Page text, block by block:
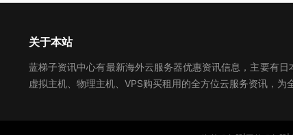
关于本站
蓝梯子资讯中心有最新海外云服务器优惠资讯信息，主要有
虚拟主机、物理主机、VPS购买租用的全方位云服务资讯，